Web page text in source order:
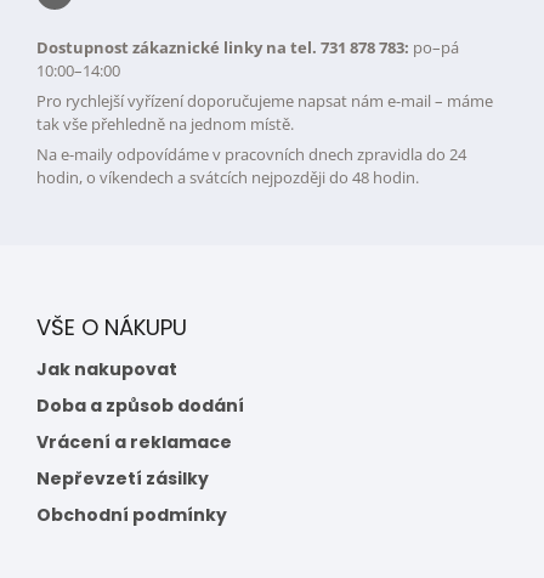
Dostupnost zákaznické linky na tel. 731 878 783: po–pá
10:00–14:00
Pro rychlejší vyřízení doporučujeme napsat nám e-mail – máme
tak vše přehledně na jednom místě.
Na e-maily odpovídáme v pracovních dnech zpravidla do 24
hodin, o víkendech a svátcích nejpozději do 48 hodin.
VŠE O NÁKUPU
Jak nakupovat
Doba a způsob dodání
Vrácení a reklamace
Nepřevzetí zásilky
Obchodní podmínky